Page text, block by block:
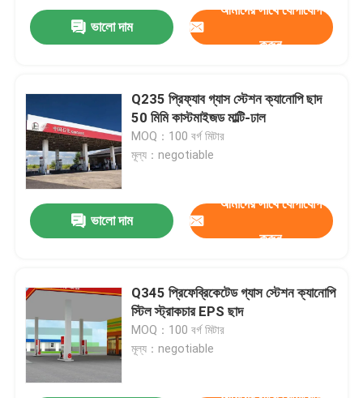
ভালো দাম
আমাদের সাথে যোগাযোগ
করুন
Q235 প্রিফ্যাব গ্যাস স্টেশন ক্যানোপি ছাদ
50 মিমি কাস্টমাইজড মাল্টি-ঢাল
MOQ：100 বর্গ মিটার
মূল্য：negotiable
ভালো দাম
আমাদের সাথে যোগাযোগ
করুন
Q345 প্রিফেব্রিকেটেড গ্যাস স্টেশন ক্যানোপি
স্টিল স্ট্রাকচার EPS ছাদ
MOQ：100 বর্গ মিটার
মূল্য：negotiable